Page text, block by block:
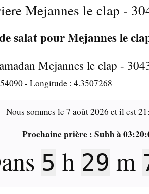
Mejannes le clap -
salat pour Mejannes le
Mejannes le clap -
- Longitude : 4.3507268
Nous sommes le7 août 2026 et il est
Prochaine prière : Subhà
5 h 29 m